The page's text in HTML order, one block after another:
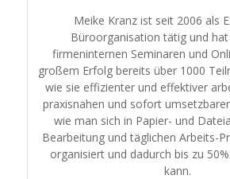
Meike Kranz ist seit 2006 als
Büroorganisation tätig und
firmeninternen Seminaren und
großem Erfolg bereits über 1000
wie sie effizienter und effektiver
praxisnahen und sofort
wie man sich in Papier- und
Bearbeitung und täglichen Arbeits-
organisiert und dadurch bis zu
kann.